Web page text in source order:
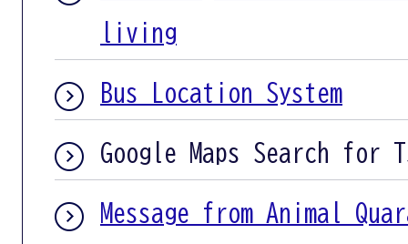
living
Bus Location System
Google Maps Search for
Message from Animal